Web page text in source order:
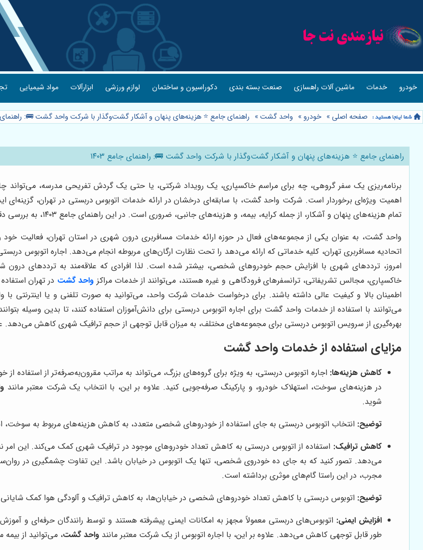
خودرو خدمات ماشین آلات راهسازی صنعت بسته بندی دکوراسیون و ساختمان لوازم ورزشی ابزارآلات مواد شیمیایی
صفحه اصلی » خودرو » واحد گشت» راهنمای جامع ⭐️ هزینه‌های پنهان و آشکار گشت‌وگذار با شرکت واحد گشت 🚌: راهنمای
راهنمای جامع ⭐️ هزینه‌های پنهان و آشکار گشت‌وگذار با شرکت واحد گشت 🚌: راهنمای جامع ۱۴۰۳
برنامه‌ریزی یک سفر گروهی، چه برای مراسم خاکسپاری، یک رویداد شرکتی، یا حتی یک گردش تفریحی مدرسه، می‌تواند
اهمیت ویژه‌ای برخوردار است. شرکت واحد گشت، با سابقه‌ای درخشان در ارائه خدمات اتوبوس دربستی در تهران، گزینه‌ای
تمام هزینه‌های پنهان و آشکار، از جمله کرایه، بیمه، و هزینه‌های جانبی، ضروری است. در این راهنمای جامع ۱۴۰۳، به بررسی دقیق این هزینه‌ها و نحوه مدیریت آن‌ها خواهیم پرداخت.
واحد گشت، به عنوان یکی از مجموعه‌های فعال در حوزه ارائه خدمات مسافربری درون شهری در استان تهران، فعالیت
اتحادیه مسافربری تهران، کلیه خدماتی که ارائه می‌دهد را تحت نظارت ارگان‌های مربوطه انجام می‌دهد. اجاره اتوبوس
امروز، ترددهای شهری با افزایش حجم خودروهای شخصی، بیشتر شده است. لذا افرادی که علاقه‌مند به ترددهای
خاکسپاری، مجالس تشریفاتی، ترانسفرهای فرودگاهی و غیره هستند، می‌توانند از خدمات مراکز واحد گشت در تهران
اطمینان بالا و کیفیت عالی داشته باشند. برای درخواست خدمات شرکت واحد، می‌توانید به صورت تلفنی و یا اینترنتی
می‌توانند با استفاده از خدمات واحد گشت برای اجاره اتوبوس دربستی برای دانش‌آموزان استفاده کنند، تا بدین وسیله
بهره‌گیری از سرویس اتوبوس دربستی برای مجموعه‌های مختلف، به میزان قابل توجهی از حجم ترافیک شهری کاهش می‌دهد.
مزایای استفاده از خدمات واحد گشت
کاهش هزینه‌ها: اجاره اتوبوس دربستی، به ویژه برای گروه‌های بزرگ، می‌تواند به مراتب مقرون‌به‌صرفه‌تر از
در هزینه‌های سوخت، استهلاک خودرو، و پارکینگ صرفه‌جویی کنید. علاوه بر این، با انتخاب یک شرکت معتبر مانند
شوید.
توضیح: انتخاب اتوبوس دربستی به جای استفاده از خودروهای شخصی متعدد، به کاهش هزینه‌های مربوط به سوخت،
کاهش ترافیک: استفاده از اتوبوس دربستی به کاهش تعداد خودروهای موجود در ترافیک شهری کمک می‌کند. این
می‌دهد. تصور کنید که به جای ده خودروی شخصی، تنها یک اتوبوس در خیابان باشد. این تفاوت چشمگیری در
مجرب، در این راستا گام‌های موثری برداشته است.
توضیح: اتوبوس دربستی با کاهش تعداد خودروهای شخصی در خیابان‌ها، به کاهش ترافیک و آلودگی هوا کمک
افزایش ایمنی: اتوبوس‌های دربستی معمولاً مجهز به امکانات ایمنی پیشرفته هستند و توسط رانندگان حرفه‌ای و
طور قابل توجهی کاهش می‌دهد. علاوه بر این، با اجاره اتوبوس از یک شرکت معتبر مانند واحد گشت، می‌توانید از